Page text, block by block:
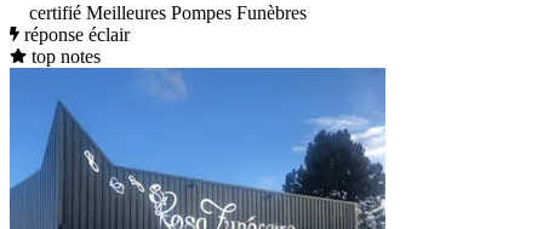
certifié Meilleures Pompes Funèbres
réponse éclair
top notes